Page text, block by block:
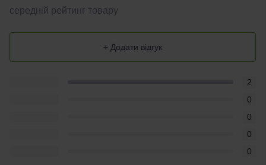
середній рейтинг товару
+ Додати відгук
2
0
0
0
0